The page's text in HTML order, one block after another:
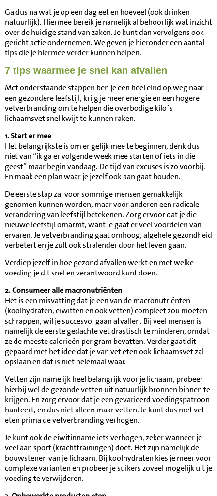
Ga dus na wat je op een dag eet en hoeveel (ook drinken
natuurlijk). Hiermee bereik je namelijk al behoorlijk wat inzicht
over de huidige stand van zaken. Je kunt dan vervolgens ook
gericht actie ondernemen. We geven je hieronder een aantal
tips die je hiermee verder kunnen helpen.
7 tips waarmee je snel kan afvallen
Met onderstaande stappen ben je een heel eind op weg naar
een gezondere leefstijl, krijg je meer energie en een hogere
vetverbranding om te helpen die overbodige kilo´s
lichaamsvet snel kwijt te kunnen raken.
1. Start er mee
Het belangrijkste is om er gelijk mee te beginnen, denk dus
niet van “ik ga er volgende week mee starten of iets in die
geest” maar begin vandaag. De tijd van excuses is zo voorbij.
En maak een plan waar je jezelf ook aan gaat houden.
De eerste stap zal voor sommige mensen gemakkelijk
genomen kunnen worden, maar voor anderen een radicale
verandering van leefstijl betekenen. Zorg ervoor dat je die
nieuwe leefstijl omarmt, want je gaat er veel voordelen van
ervaren. Je vetverbranding gaat omhoog, algehele gezondheid
verbetert en je zult ook stralender door het leven gaan.
Verdiep jezelf in hoegezond afvallen werkten met welke
voeding je dit snel en verantwoord kunt doen.
2. Consumeer alle macronutriënten
Het is een misvatting dat je een van de macronutriënten
(koolhydraten, eiwitten en ook vetten) compleet zou moeten
schrappen, wil je succesvol gaan afvallen. Bij veel mensen is
namelijk de eerste gedachte vet drastisch te minderen, omdat
ze de meeste calorieën per gram bevatten. Verder gaat dit
gepaard met het idee dat je van vet eten ook lichaamsvet zal
opslaan en dat is niet helemaal waar.
Vetten zijn namelijk heel belangrijk voor je lichaam, probeer
hierbij wel de gezonde vetten uit natuurlijk bronnen binnen te
krijgen. En zorg ervoor dat je een gevarieerd voedingspatroon
hanteert, en dus niet alleen maar vetten. Je kunt dus met vet
eten prima de vetverbranding verhogen.
Je kunt ook de eiwitinname iets verhogen, zeker wanneer je
veel aan sport (krachttrainingen) doet. Het zijn namelijk de
bouwstenen van je lichaam. Bij koolhydraten kies je meer voor
complexe varianten en probeer je suikers zoveel mogelijk uit je
voeding te verwijderen.